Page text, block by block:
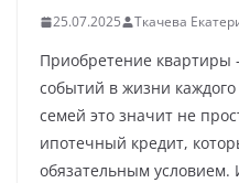
25.07.2025 Ткачева
Приобретение квартиры
событий в жизни
семей это значит не
ипотечный кредит,
обязательным условием.